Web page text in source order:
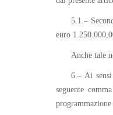
5.1.–
euro
Anche tale
6.– Ai
seguente